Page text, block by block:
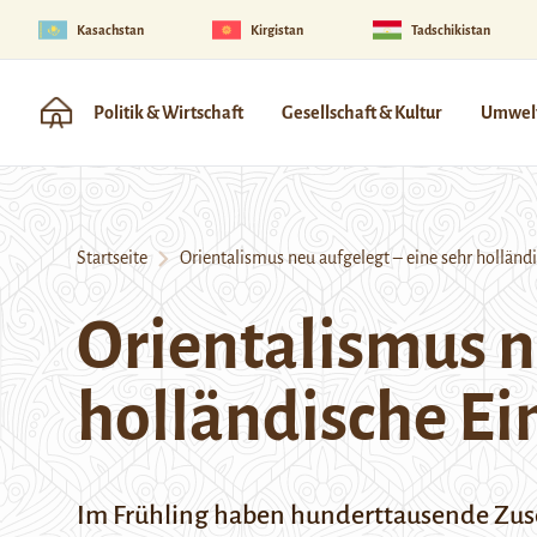
Kasachstan Kirgistan Tadschikistan
Politik & Wirtschaft Gesellschaft & Kultur
Startseite Orientalismus neu aufgelegt – eine sehr
Orientalismus
holländische
Im Frühling haben hunderttausende